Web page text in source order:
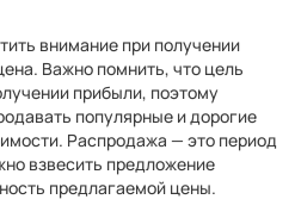
внимание при получении
Важно помнить, что цель
прибыли, поэтому
популярные и дорогие
Распродажа — это период
взвесить предложение
предлагаемой цены.